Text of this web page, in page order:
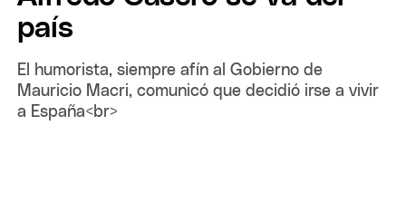
país
El humorista, siempre afín al Gobierno de
Mauricio Macri, comunicó que decidió irse a vivir
a España<br>